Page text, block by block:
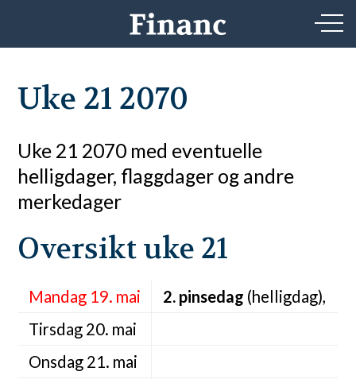
Uke 21 2070
Uke 21 2070 med eventuelle
helligdager, flaggdager og andre
merkedager
Oversikt uke 21
Mandag 19. mai 2. pinsedag (helligdag),
Tirsdag 20. mai
Onsdag 21. mai